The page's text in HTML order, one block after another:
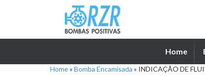
Home
Home» Bomba Encamisada » INDICAÇÃO DE